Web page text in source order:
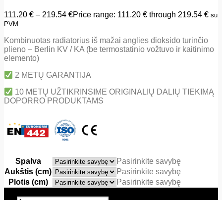
111.20 € – 219.54 €Price range: 111.20 € through 219.54 € su
PVM
Kombinuotas radiatorius iš mažai anglies dioksido turinčio
plieno – Berlin KV / KA (be termostatinio vožtuvo ir kaitinimo
elemento)
2 METŲ GARANTIJA
10 METŲ UŽTIKRINSIME ORIGINALIŲ DALIŲ TIEKIMĄ
DOPORRO PRODUKTAMS
Spalva
Pasirinkite savybę
Aukštis (cm)
Pasirinkite savybę
Plotis (cm)
Pasirinkite savybę